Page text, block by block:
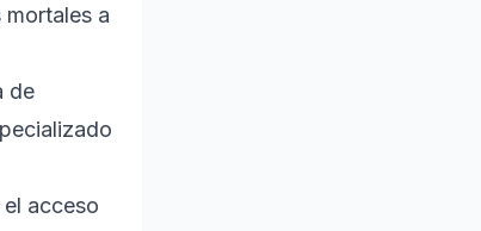
a
de
acceso